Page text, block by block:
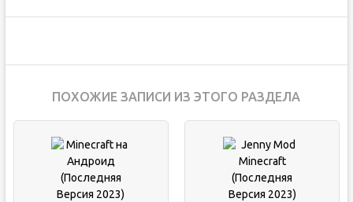
ПОХОЖИЕ ЗАПИСИ ИЗ ЭТОГО РАЗДЕЛА